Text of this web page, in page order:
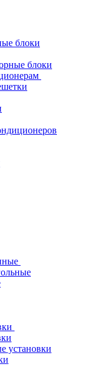
блоки
блоки
установки